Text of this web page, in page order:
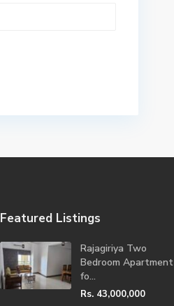
Featured Listings
Rajagiriya Two
Bedroom Apartment
fo...
Rs. 43,000,000